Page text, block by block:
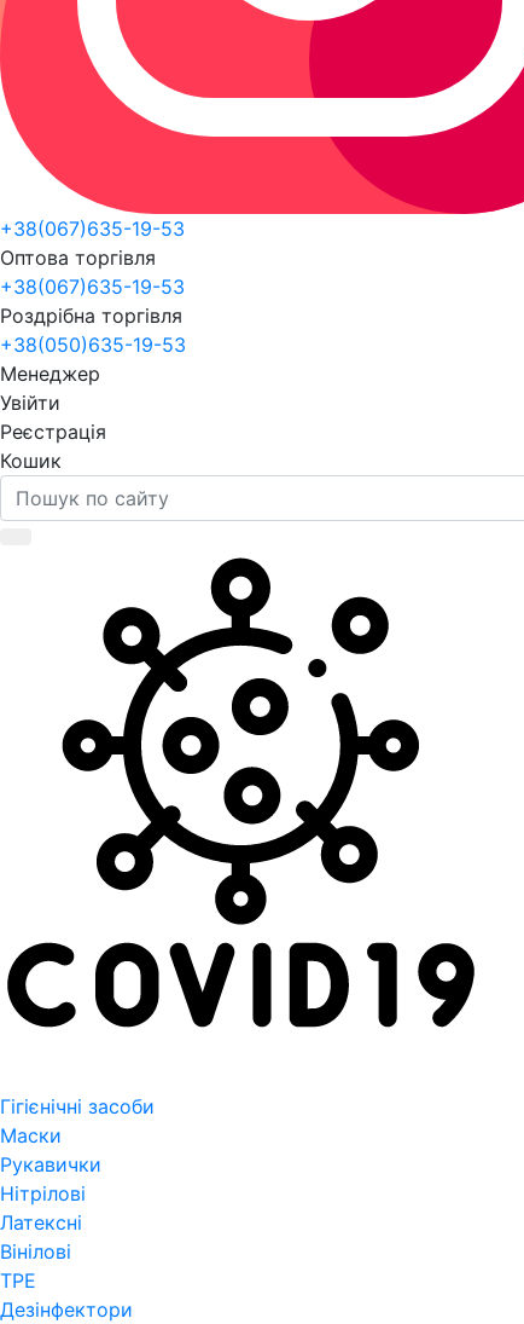
+38(067)635-19-53
Оптова торгівля
+38(067)635-19-53
Роздрібна торгівля
+38(050)635-19-53
Менеджер
Увійти
Реєстрація
Кошик
Гігієнічні засоби
Маски
Рукавички
Нітрілові
Латексні
Вінілові
TPE
Дезінфектори